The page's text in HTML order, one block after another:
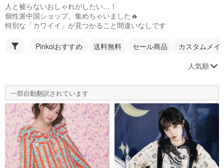
人と被らないおしゃれがしたい…！
個性派中国ショップ、集めちゃいました🔥
特別な「カワイイ」が見つかること間違いなしです
Pinkoiおすすめ 送料無料 セール商品
カスタムメイ
人気順
一部自動翻訳されています